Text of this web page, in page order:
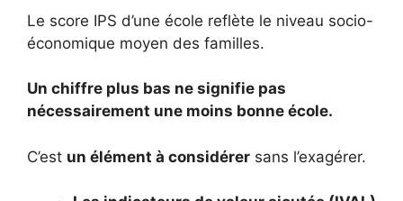
Le score IPS d’une école reflète le niveau socio-
économique moyen des familles.
Un chiffre plus bas ne signifie pas
nécessairement une moins bonne école.
C’est un élément à considérer sans l’exagérer.